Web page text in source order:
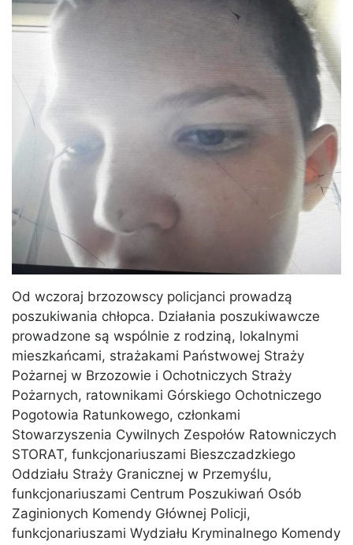
Od wczoraj brzozowscy policjanci prowadzą
poszukiwania chłopca. Działania poszukiwawcze
prowadzone są wspólnie z rodziną, lokalnymi
mieszkańcami, strażakami Państwowej Straży
Pożarnej w Brzozowie i Ochotniczych Straży
Pożarnych, ratownikami Górskiego Ochotniczego
Pogotowia Ratunkowego, członkami
Stowarzyszenia Cywilnych Zespołów Ratowniczych
STORAT, funkcjonariuszami Bieszczadzkiego
Oddziału Straży Granicznej w Przemyślu,
funkcjonariuszami Centrum Poszukiwań Osób
Zaginionych Komendy Głównej Policji,
funkcjonariuszami Wydziału Kryminalnego Komendy